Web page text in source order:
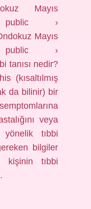
Mayıs
public ›
Mayıs
public ›
tanısı nedir?
(kısaltılmış
da bilinir) bir
veya
yönelik tıbbi
bilgiler
kişinin tıbbi